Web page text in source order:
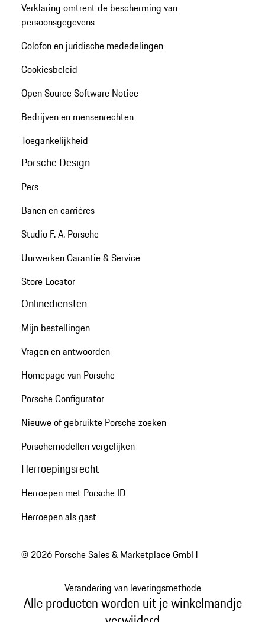
Verklaring omtrent de bescherming van
persoonsgegevens
Colofon en juridische mededelingen
Cookiesbeleid
Open Source Software Notice
Bedrijven en mensenrechten
Toegankelijkheid
Porsche Design
Pers
Banen en carrières
Studio F. A. Porsche
Uurwerken Garantie & Service
Store Locator
Onlinediensten
Mijn bestellingen
Vragen en antwoorden
Homepage van Porsche
Porsche Configurator
Nieuwe of gebruikte Porsche zoeken
Porschemodellen vergelijken
Herroepingsrecht
Herroepen met Porsche ID
Herroepen als gast
© 2026 Porsche Sales & Marketplace GmbH
Verandering van leveringsmethode
Alle producten worden uit je winkelmandje